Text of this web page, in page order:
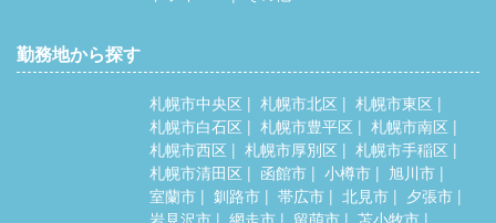
勤務地から探す
札幌市中央区 札幌市北区
札幌市東区
札幌市白石区
札幌市豊平区
札幌市南区
札幌市西区
札幌市厚別区
札幌市手稲区
札幌市清田区
函館市 小樽市
旭川市
室蘭市
釧路市 帯広市 北見市
夕張市
岩見沢市
網走市 留萌市
苫小牧市